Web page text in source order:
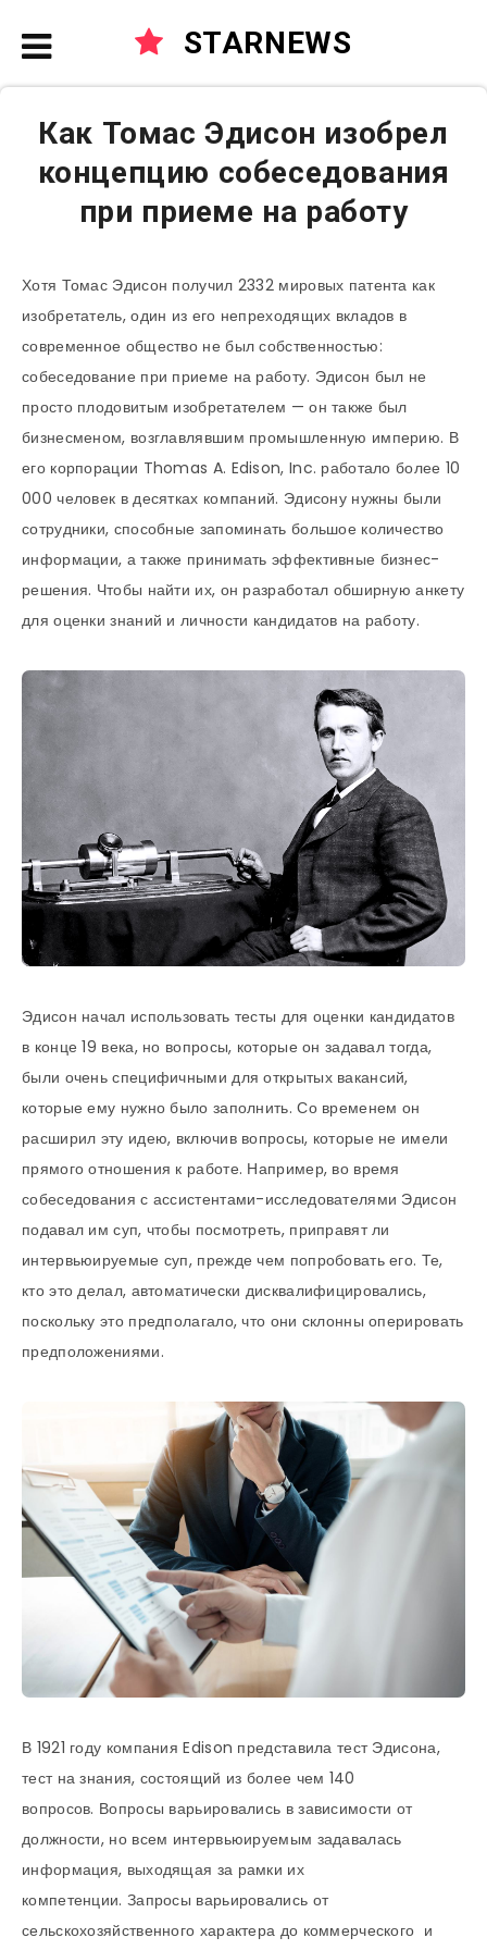
STARNEWS
Как Томас Эдисон изобрел
концепцию собеседования
при приеме на работу
Хотя Томас Эдисон получил 2332 мировых патента как
изобретатель, один из его непреходящих вкладов в
современное общество не был собственностью:
собеседование при приеме на работу. Эдисон был не
просто плодовитым изобретателем — он также был
бизнесменом, возглавлявшим промышленную империю. В
его корпорации Thomas A. Edison, Inc. работало более 10
000 человек в десятках компаний. Эдисону нужны были
сотрудники, способные запоминать большое количество
информации, а также принимать эффективные бизнес-
решения. Чтобы найти их, он разработал обширную анкету
для оценки знаний и личности кандидатов на работу.
Эдисон начал использовать тесты для оценки кандидатов
в конце 19 века, но вопросы, которые он задавал тогда,
были очень специфичными для открытых вакансий,
которые ему нужно было заполнить. Со временем он
расширил эту идею, включив вопросы, которые не имели
прямого отношения к работе. Например, во время
собеседования с ассистентами-исследователями Эдисон
подавал им суп, чтобы посмотреть, приправят ли
интервьюируемые суп, прежде чем попробовать его. Те,
кто это делал, автоматически дисквалифицировались,
поскольку это предполагало, что они склонны оперировать
предположениями.
В 1921 году компания Edison представила тест Эдисона,
тест на знания, состоящий из более чем 140
вопросов. Вопросы варьировались в зависимости от
должности, но всем интервьюируемым задавалась
информация, выходящая за рамки их
компетенции. Запросы варьировались от
сельскохозяйственного характера до коммерческого и